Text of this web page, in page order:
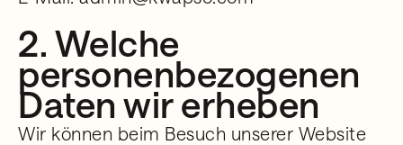
2. Welche
personenbezogenen
Daten wir erheben
Wir können beim Besuch unserer Website